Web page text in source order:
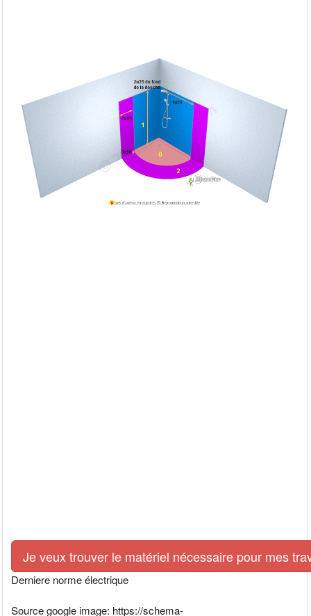
Je veux trouver le matériel nécessaire pour mes
Derniere norme électrique
Source google image: https://schema-